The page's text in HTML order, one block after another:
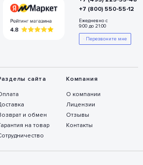
сайта
и обмен
на товар
Компания
О компании
Лицензии
Отзывы
Контакты
+7 (800) 550-55-12
Ежедневно с
9:00 до 21:00
Перезвоните мне